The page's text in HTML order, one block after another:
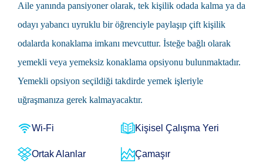
Aile yanında pansiyoner olarak, tek kişilik odada kalma ya da
odayı yabancı uyruklu bir öğrenciyle paylaşıp çift kişilik
odalarda konaklama imkanı mevcuttur. İsteğe bağlı olarak
yemekli veya yemeksiz konaklama opsiyonu bulunmaktadır.
Yemekli opsiyon seçildiği takdirde yemek işleriyle
uğraşmanıza gerek kalmayacaktır.
Wi-Fi Kişisel Çalışma Yeri
Ortak Alanlar Çamaşır